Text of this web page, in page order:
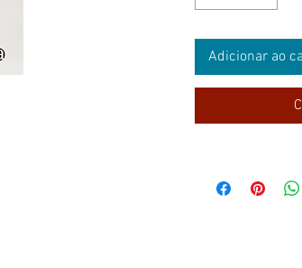
espelho e partilha,
Neste livro, o
inteireza: homem
comuns e os
amores, as Rimas
Adicionar ao